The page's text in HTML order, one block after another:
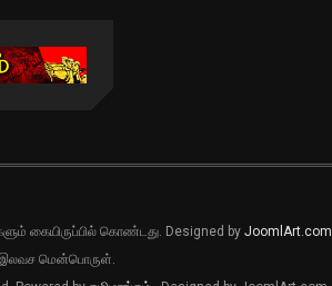
கையிருப்பில் கொண்டது. Designed by JoomlArt.com
இலவச மென்பொருள்.